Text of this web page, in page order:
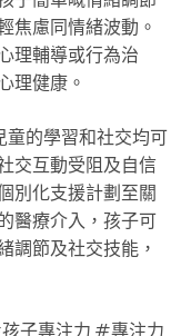
焦慮同情緒波動。
理輔導或行為治
理健康。
童的學習和社交均可
交互動受阻及自信
別化支援計劃至關
醫療介入，孩子可
調節及社交技能，
子專注力 #專注力